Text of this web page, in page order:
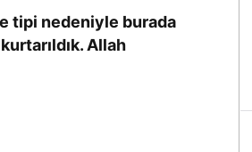
tipi nedeniyle burada
Allah